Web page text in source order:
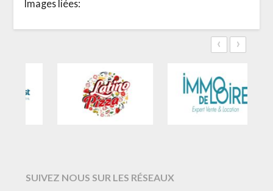
Images liées:
‹ ›
SUIVEZ NOUS SUR LES RÉSEAUX